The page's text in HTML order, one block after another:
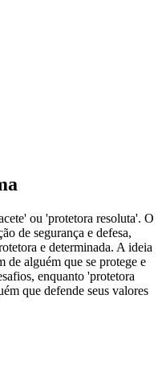
ou 'protetora resoluta'. O
de segurança e defesa,
e determinada. A ideia
de alguém que se protege e
enquanto 'protetora
que defende seus valores